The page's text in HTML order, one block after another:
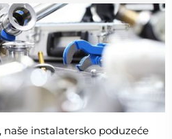
naše instalatersko poduzeće